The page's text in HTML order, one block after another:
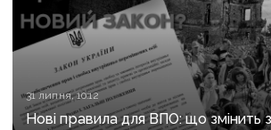
31 липня, 10:12
Нові правила для ВПО: що змінить